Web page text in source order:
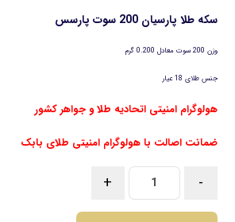
سکه طلا پارسیان 200 سوت پارسس
وزن 200 سوت معادل 0.200 گرم
جنس طلای 18 عیار
هولوگرام امنیتی اتحادیه طلا و جواهر کشور
ضمانت اصالت با هولوگرام امنیتی طلای بابک
-
+